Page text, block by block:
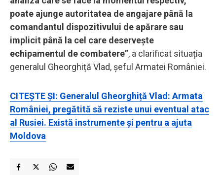
poate ajunge autoritatea de angajare până la
comandantul dispozitivului de apărare sau
implicit până la cel care deservește
echipamentul de combatere”, a clarificat situația
generalul Gheorghiță Vlad, șeful Armatei României.
CITEȘTE ȘI: Generalul Gheorghiță Vlad: Armata
României, pregătită să reziste unui eventual atac
al Rusiei. Există instrumente și pentru a ajuta
Moldova